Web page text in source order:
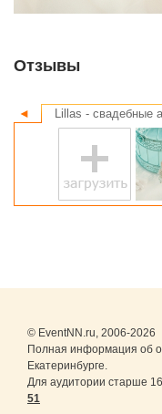
Отзывы
◄ Lillas - свадебные
© EventNN.ru, 2006-2026
Полная информация об
Екатеринбурге.
Для аудитории старше
51